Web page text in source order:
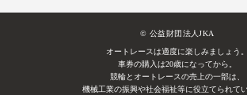
© 公益財団法人JKA
オートレースは適度に楽しみましょう。
車券の購入は20歳になってから。
競輪とオートレースの売上の一部は、
機械工業の振興や社会福祉等に役立てられてい